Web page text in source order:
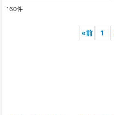
160件
«前 1